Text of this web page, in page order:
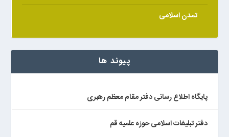
تمدن اسلامی
پیوند ها
پایگاه اطلاع رسانی دفتر مقام معظم رهبری
دفتر تبلیغات اسلامی حوزه علمیه قم